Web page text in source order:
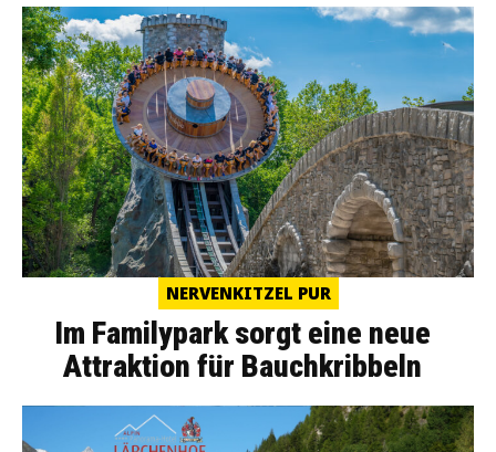
NERVENKITZEL PUR
Im Familypark sorgt eine neue
Attraktion für Bauchkribbeln